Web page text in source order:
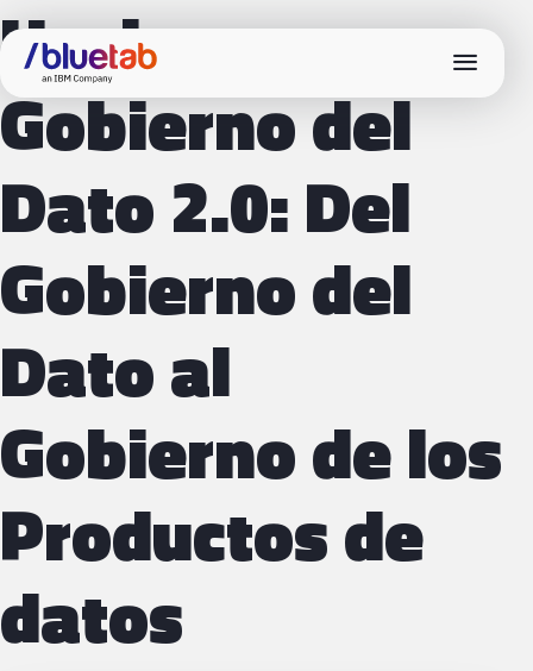
menu
Hacia un
Gobierno del
Dato 2.0: Del
Gobierno del
Dato al
Gobierno de los
Productos de
datos